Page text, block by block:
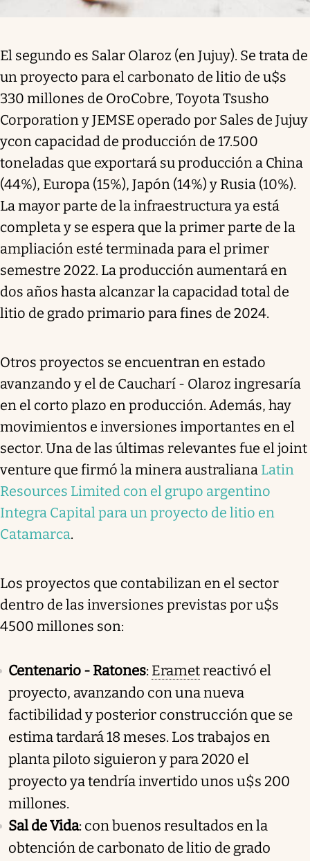
El segundo es Salar Olaroz (en Jujuy). Se trata de
un proyecto para el carbonato de litio de u$s
330 millones de OroCobre, Toyota Tsusho
Corporation y JEMSE operado por Sales de Jujuy
ycon capacidad de producción de 17.500
toneladas que exportará su producción a China
(44%), Europa (15%), Japón (14%) y Rusia (10%).
La mayor parte de la infraestructura ya está
completa y se espera que la primer parte de la
ampliación esté terminada para el primer
semestre 2022. La producción aumentará en
dos años hasta alcanzar la capacidad total de
litio de grado primario para fines de 2024.
Otros proyectos se encuentran en estado
avanzando y el de Caucharí - Olaroz ingresaría
en el corto plazo en producción. Además, hay
movimientos e inversiones importantes en el
sector. Una de las últimas relevantes fue el joint
venture que firmó la minera australiana Latin
Resources Limited con el grupo argentino
Integra Capital para un proyecto de litio en
Catamarca.
Los proyectos que contabilizan en el sector
dentro de las inversiones previstas por u$s
4500 millones son:
Centenario - Ratones: Erametreactivó el
proyecto, avanzando con una nueva
factibilidad y posterior construcción que se
estima tardará 18 meses. Los trabajos en
planta piloto siguieron y para 2020 el
proyecto ya tendría invertido unos u$s 200
millones.
Sal de Vida: con buenos resultados en la
obtención de carbonato de litio de grado